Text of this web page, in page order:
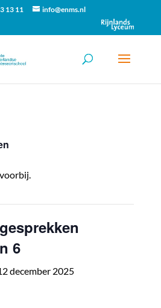
13 11 info@enms.nl
6
december 2025